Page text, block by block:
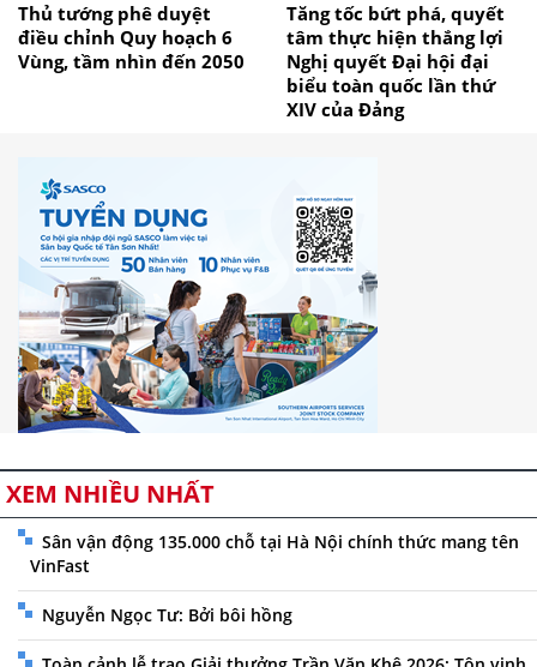
Thủ tướng phê duyệt
điều chỉnh Quy hoạch 6
Vùng, tầm nhìn đến 2050
Tăng tốc bứt phá, quyết
tâm thực hiện thắng lợi
Nghị quyết Đại hội đại
biểu toàn quốc lần thứ
XIV của Đảng
XEM NHIỀU NHẤT
Sân vận động 135.000 chỗ tại Hà Nội chính thức mang tên
VinFast
Nguyễn Ngọc Tư: Bởi bôi hồng